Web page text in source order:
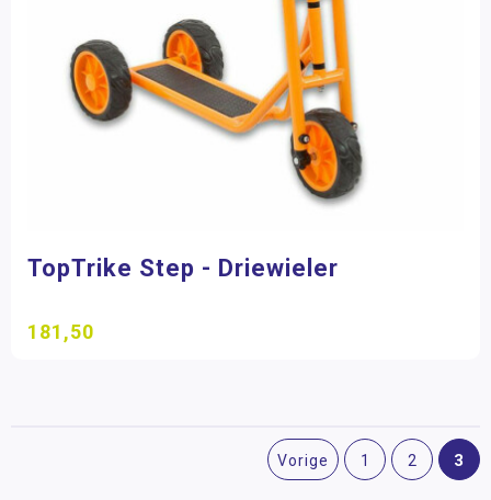
TopTrike Step - Driewieler
181,50
Vorige 1 2 3